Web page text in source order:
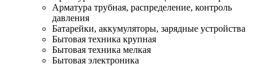
Арматура трубная, распределение, контроль
давления
Батарейки, аккумуляторы, зарядные устройства
Бытовая техника крупная
Бытовая техника мелкая
Бытовая электроника